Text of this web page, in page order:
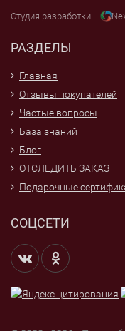
Студия разработки —
РАЗДЕЛЫ
Главная
Отзывы покупателей
Частые вопросы
База знаний
Блог
ОТСЛЕДИТЬ ЗАКАЗ
Подарочные
СОЦСЕТИ